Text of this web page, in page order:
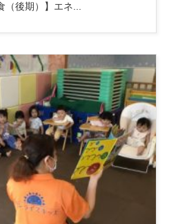
後期）】エネ...